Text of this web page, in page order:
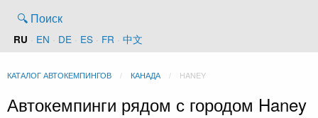
🔍 Поиск
RU · EN · DE · ES · FR · 中文
КАТАЛОГ АВТОКЕМПИНГОВ КАНАДА HANEY
Автокемпинги рядом с городом Haney